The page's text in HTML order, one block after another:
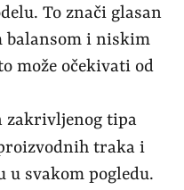
To znači glasan
balansom i niskim
može očekivati od
zakrivljenog tipa
traka i
u svakom pogledu.